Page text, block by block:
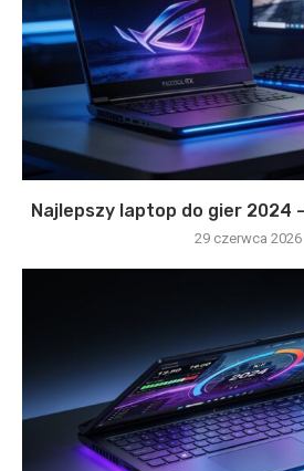
Najlepszy laptop do gier 2024
29 czerwca 2026